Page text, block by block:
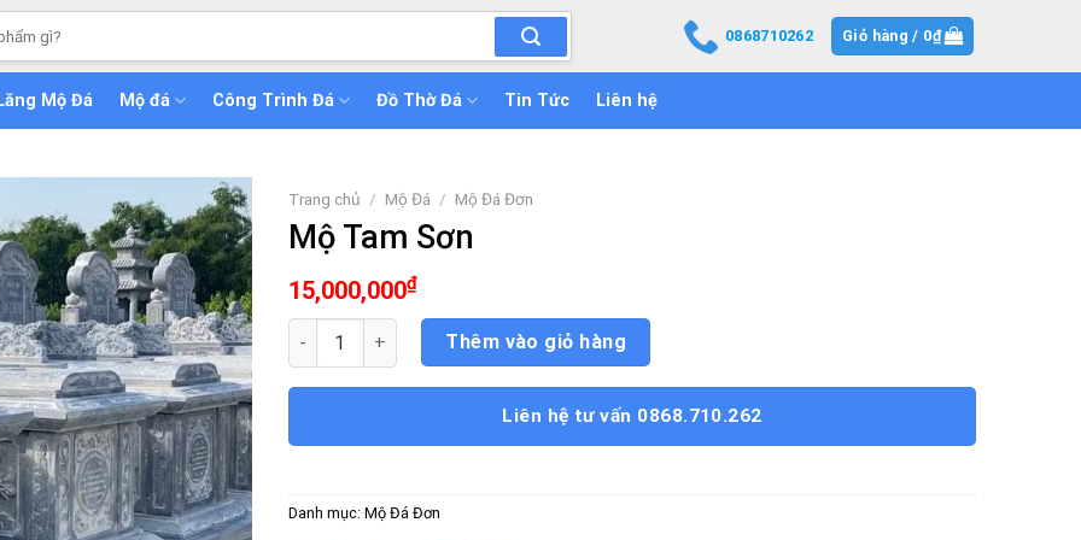
0868710262 Giỏ hàng / 0₫
Lăng Mộ Đá Mộ đá Công Trình Đá Đồ Thờ Đá Tin Tức Liên hệ
Trang chủ / Mộ Đá / Mộ Đá Đơn
Mộ Tam Sơn
15,000,000₫
Mộ Tam Sơn số lượngThêm vào giỏ hàng
Liên hệ tư vấn 0868.710.262
Danh mục: Mộ Đá Đơn